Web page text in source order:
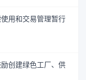
用和交易管理暂行
创建绿色工厂、供